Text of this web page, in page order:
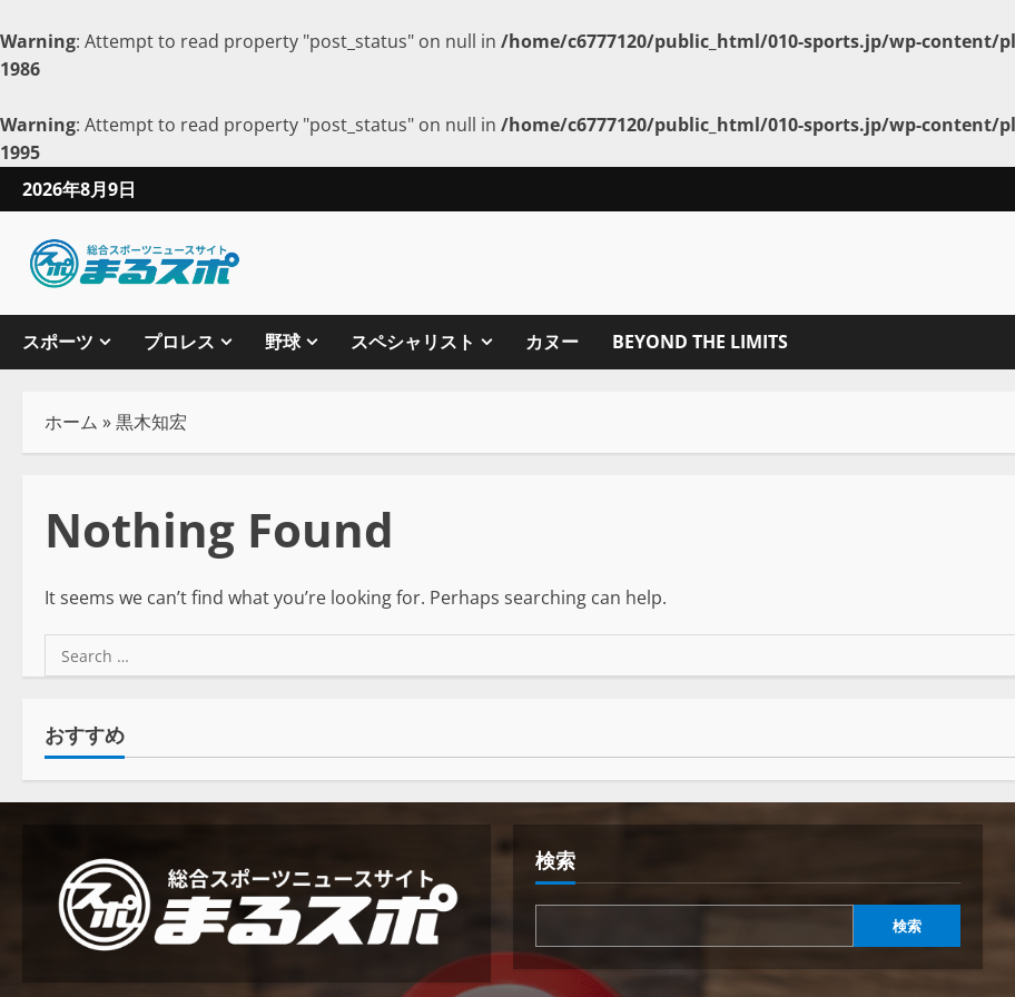
Warning: Attempt to read property "post_status" on null in /home/c6777120/public_html/010-sports.jp/wp-
1986
Warning: Attempt to read property "post_status" on null in /home/c6777120/public_html/010-sports.jp/wp-
1995
2026年8月9日
スポーツ プロレス 野球 スペシャリスト カヌー BEYOND THE LIMITS
ホーム »黒木知宏
Nothing Found
It seems we can’t find what you’re looking for. Perhaps searching can help.
おすすめ
検索
検索